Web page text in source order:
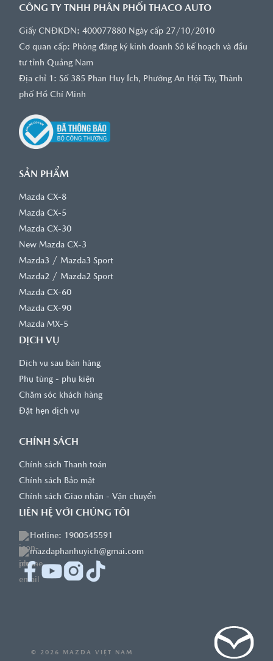
CÔNG TY TNHH PHÂN PHỐI THACO AUTO
Giấy CNĐKDN: 400077880 Ngày cấp 27/10/2010
Cơ quan cấp: Phòng đăng ký kinh doanh Sở kế hoạch và đầu
tư tỉnh Quảng Nam
Địa chỉ 1: Số 385 Phan Huy Ích, Phường An Hội Tây, Thành
phố Hồ Chí Minh
SẢN PHẨM
Mazda CX-8
Mazda CX-5
Mazda CX-30
New Mazda CX-3
Mazda3 / Mazda3 Sport
Mazda2 / Mazda2 Sport
Mazda CX-60
Mazda CX-90
Mazda MX-5
DỊCH VỤ
Dịch vụ sau bán hàng
Phụ tùng - phụ kiện
Chăm sóc khách hàng
Đặt hẹn dịch vụ
CHÍNH SÁCH
Chính sách Thanh toán
Chính sách Bảo mật
Chính sách Giao nhận - Vận chuyển
LIÊN HỆ VỚI CHÚNG TÔI
Hotline: 1900545591
mazdaphanhuyich@gmai.com
© 2026 MAZDA VIỆT NAM